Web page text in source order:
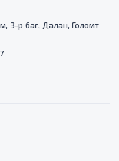
3-р баг, Далан, Голомт